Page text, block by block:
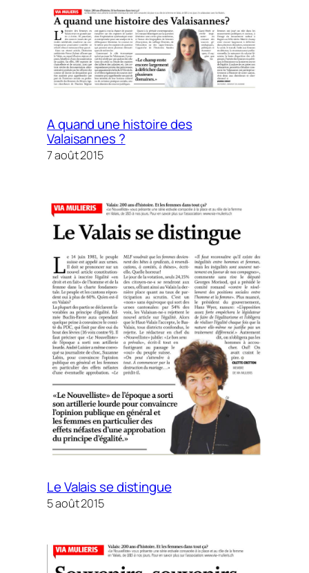
A quand une histoire des
Valaisannes ?
7 août 2015
Le Valais se distingue
5 août 2015